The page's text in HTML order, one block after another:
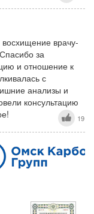
врачу-
за
и отношение к
с
анализы и
консультацию
19